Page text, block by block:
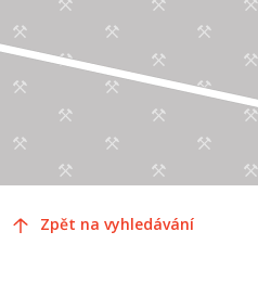
Zpět na vyhledávání